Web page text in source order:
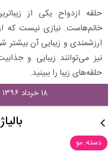
حلقه ازدواح یکی از
خانم‌هاست. نیازی نیست که
ارزشمندی و زیبایی آن
نیز می‌توانند زیبایی و
حلقه‌های زیبا را ببینید.
۱۸ خرداد ۱۳۹۶ - ۱۶:۴۳
دسته: مو